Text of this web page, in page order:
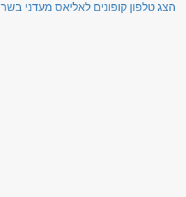
הצג טלפון קופונים לאליאס מעדני בשר